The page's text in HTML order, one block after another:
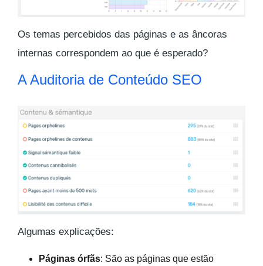
Os temas percebidos das páginas e as âncoras
internas correspondem ao que é esperado?
A Auditoria de Conteúdo SEO
Algumas explicações:
Páginas órfãs: São as páginas que estão